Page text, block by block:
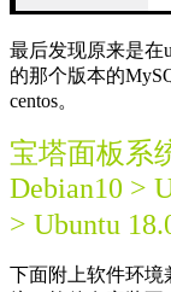
最后发现原来是在
的那个版本的
centos。
宝塔面板系
Debian10 >
> Ubuntu
下面附上软件环境